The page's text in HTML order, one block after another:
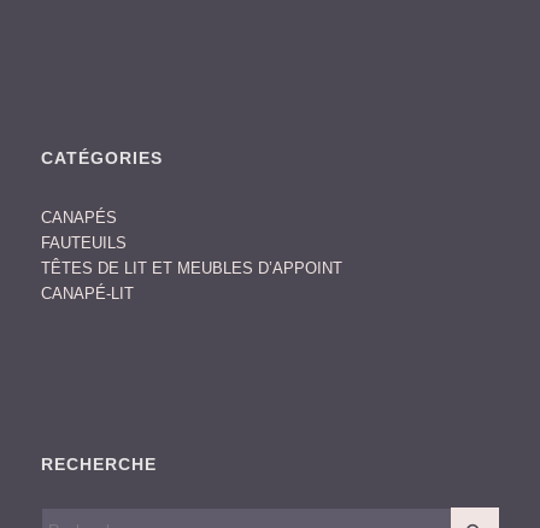
CATÉGORIES
CANAPÉS
FAUTEUILS
TÊTES DE LIT ET MEUBLES D’APPOINT
CANAPÉ-LIT
RECHERCHE